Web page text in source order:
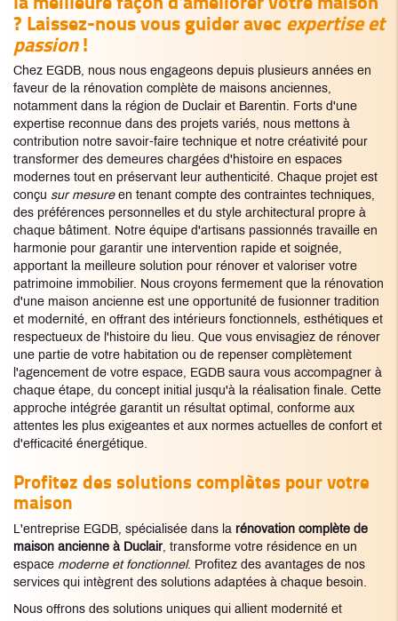
? Laissez-nous vous guider avec expertise et
passion!
Chez EGDB, nous nous engageons depuis plusieurs années en
faveur de la rénovation complète de maisons anciennes,
notamment dans la région de Duclair et Barentin. Forts d'une
expertise reconnue dans des projets variés, nous mettons à
contribution notre savoir-faire technique et notre créativité pour
transformer des demeures chargées d'histoire en espaces
modernes tout en préservant leur authenticité. Chaque projet est
conçu sur mesureen tenant compte des contraintes techniques,
des préférences personnelles et du style architectural propre à
chaque bâtiment. Notre équipe d'artisans passionnés travaille en
harmonie pour garantir une intervention rapide et soignée,
apportant la meilleure solution pour rénover et valoriser votre
patrimoine immobilier. Nous croyons fermement que la rénovation
d'une maison ancienne est une opportunité de fusionner tradition
et modernité, en offrant des intérieurs fonctionnels, esthétiques et
respectueux de l'histoire du lieu. Que vous envisagiez de rénover
une partie de votre habitation ou de repenser complètement
l'agencement de votre espace, EGDB saura vous accompagner à
chaque étape, du concept initial jusqu'à la réalisation finale. Cette
approche intégrée garantit un résultat optimal, conforme aux
attentes les plus exigeantes et aux normes actuelles de confort et
d'efficacité énergétique.
Profitez des solutions complètes pour votre
maison
L'entreprise EGDB, spécialisée dans la rénovation complète de
maison ancienne à Duclair, transforme votre résidence en un
espace moderne et fonctionnel. Profitez des avantages de nos
services qui intègrent des solutions adaptées à chaque besoin.
Nous offrons des solutions uniques qui allient modernité et